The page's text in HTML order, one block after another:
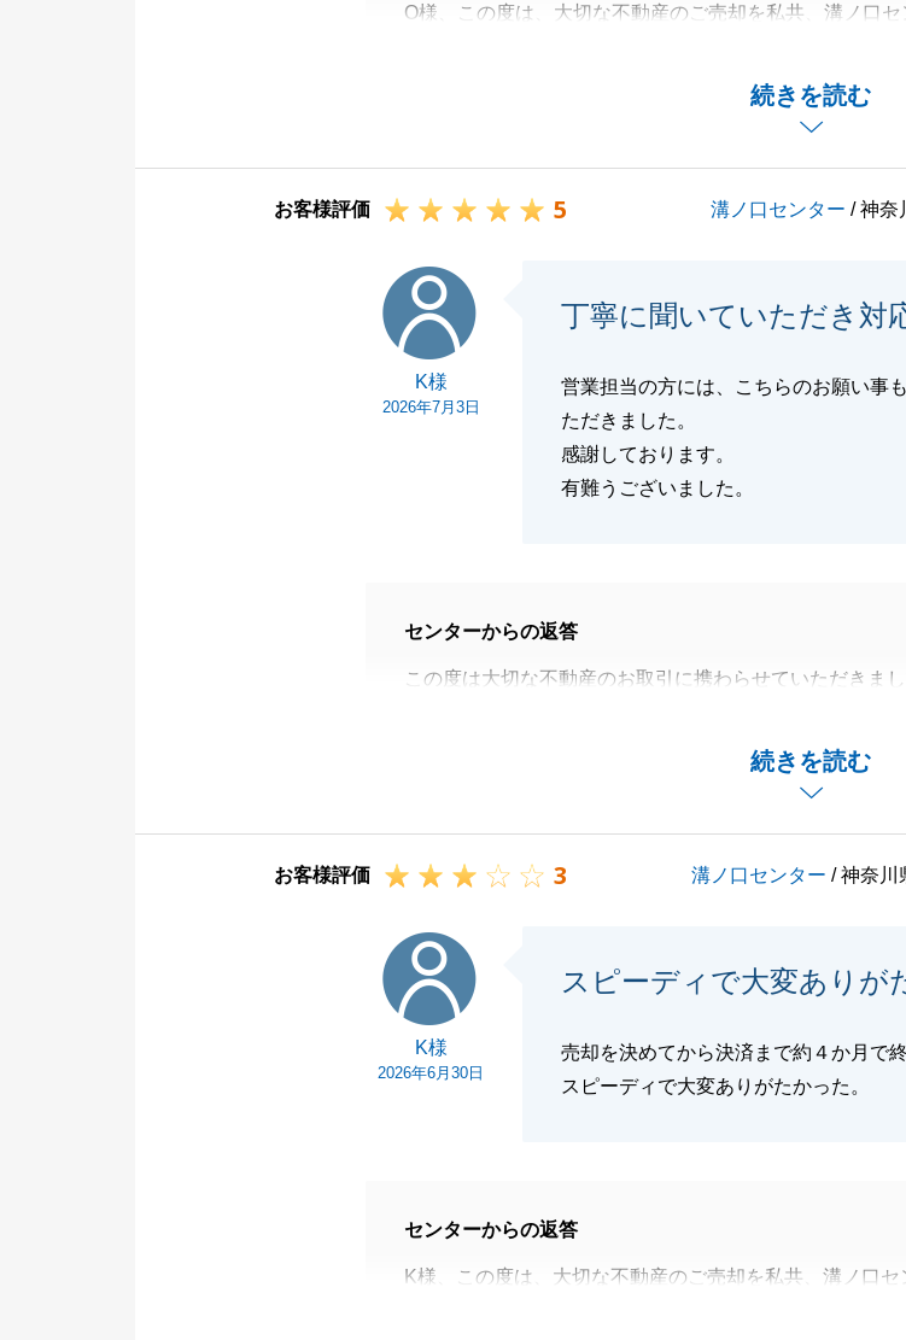
続きを読む
O様、この度は、大切な不動産のご売却を私共、溝ノ口
温かいお言葉を頂戴し、大変嬉しく拝読いたしました。
不動産のご売却という大きなご決断において、ご不明な
うな関係性を築くことを、私自身何よりも大切にしてま
ムーズにお手続きを進めることができ、深く感謝しており
安心してお任せいただけたというお言葉は、営業担当者
喜びであり、今後の活動に向けた大きな励みとなります。
また何かお困り事がございましたら、いつでもお気軽に
してお声がけください。
生涯の不動産パートナーとして、今後とも、末永いお付
願い申し上げます。
お客様評価 5 溝ノ口センター / 神
K様
2026年7月3日
丁寧に聞いていただき対
営業担当の方には、こちらのお願い事
ただきました。
感謝しております。
有難うございました。
続きを読む
センターからの返答
この度は大切な不動産のお取引に携わらせていただきま
今回は親族間の持ち分売買ということで、ご親族皆様に
して、ご心配事が無いようにお取引の進め方など細かく
まだと感じます。
い。
引き続きご愛顧のほど、何卒宜しくお願い致します。
お客様評価 3 溝ノ口センター / 神奈川
K様
2026年6月30日
スピーディで大変ありが
売却を決めてから決済まで約４か月で終
スピーディで大変ありがたかった。
センターからの返答
K様、この度は、大切な不動産のご売却を私共、溝ノ口セ